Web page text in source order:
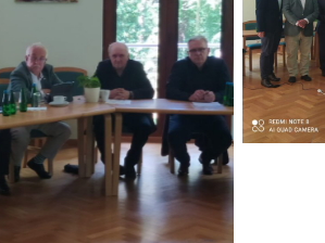
Brak podpisu